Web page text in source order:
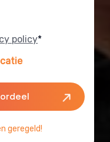
policy*
geregeld!